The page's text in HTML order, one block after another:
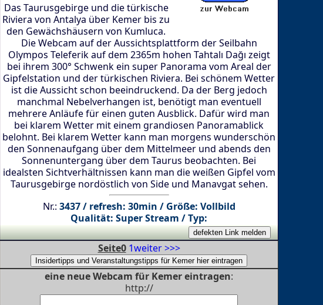
Das Taurusgebirge und die türkische
Riviera von Antalya über Kemer bis zu
den Gewächshäusern von Kumluca.
Die Webcam auf der Aussichtsplattform der Seilbahn
Olympos Teleferik auf dem 2365m hohen Tahtalı Dağı zeigt
bei ihrem 300° Schwenk ein super Panorama vom Areal der
Gipfelstation und der türkischen Riviera. Bei schönem Wetter
ist die Aussicht schon beeindruckend. Da der Berg jedoch
manchmal Nebelverhangen ist, benötigt man eventuell
mehrere Anläufe für einen guten Ausblick. Dafür wird man
bei klarem Wetter mit einem grandiosen Panoramablick
belohnt. Bei klarem Wetter kann man morgens wunderschön
den Sonnenaufgang über dem Mittelmeer und abends den
Sonnenuntergang über dem Taurus beobachten. Bei
idealsten Sichtverhältnissen kann man die weißen Gipfel vom
Taurusgebirge nordöstlich von Side und Manavgat sehen.
Nr.: 3437 / refresh: 30min / Größe: Vollbild
Qualität: Super Stream / Typ:
Seite0 1weiter >>>
eine neue Webcam für Kemer eintragen:
http://